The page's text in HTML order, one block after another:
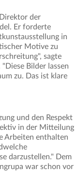
der
Er forderte
in
Motive zu
sagte
Bilder lassen
zu. Das ist klare
und den Respekt
in der Mitteilung
Arbeiten enthalten
darzustellen." Dem
war schon vor